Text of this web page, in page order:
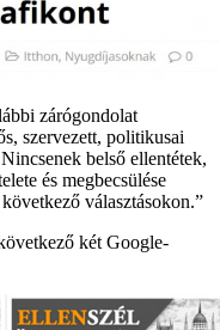
zárógondolat
szervezett, politikusai
belső ellentétek,
és megbecsülése
választásokon.”
két Google-